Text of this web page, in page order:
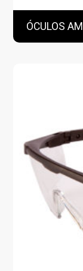
ÓCULOS